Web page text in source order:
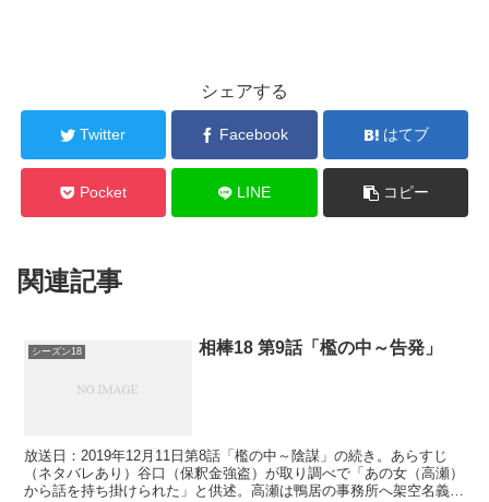
シェアする
Twitter Facebook はてブ
Pocket LINE コピー
関連記事
シーズン18 相棒18 第9話「檻の中～告発」
放送日：2019年12月11日第8話「檻の中～陰謀」の続き。あらすじ
（ネタバレあり）谷口（保釈金強盗）が取り調べで「あの女（高瀬）
から話を持ち掛けられた」と供述。高瀬は鴨居の事務所へ架空名義の